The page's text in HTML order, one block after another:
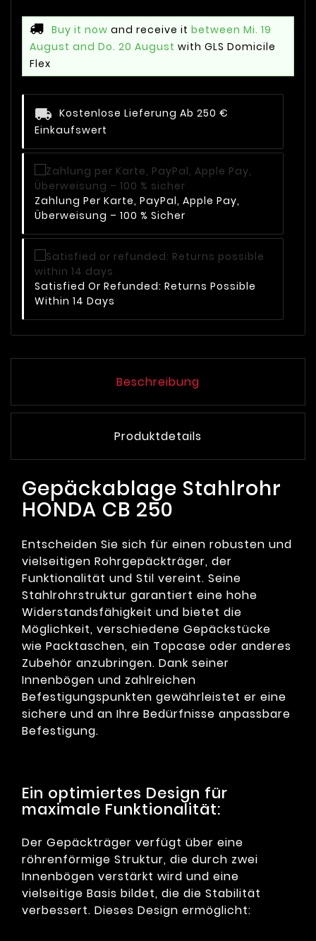
Buy it now and receive it between Mi. 19
August and Do. 20 August with GLS Domicile
Flex
Kostenlose Lieferung Ab 250 €
Einkaufswert
Zahlung Per Karte, PayPal, Apple Pay,
Überweisung – 100 % Sicher
Satisfied Or Refunded: Returns Possible
Within 14 Days
Beschreibung
Produktdetails
Gepäckablage Stahlrohr
HONDA CB 250
Entscheiden Sie sich für einen robusten und
vielseitigen Rohrgepäckträger, der
Funktionalität und Stil vereint. Seine
Stahlrohrstruktur garantiert eine hohe
Widerstandsfähigkeit und bietet die
Möglichkeit, verschiedene Gepäckstücke
wie Packtaschen, ein Topcase oder anderes
Zubehör anzubringen. Dank seiner
Innenbögen und zahlreichen
Befestigungspunkten gewährleistet er eine
sichere und an Ihre Bedürfnisse anpassbare
Befestigung.
Ein optimiertes Design für
maximale Funktionalität:
Der Gepäckträger verfügt über eine
röhrenförmige Struktur, die durch zwei
Innenbögen verstärkt wird und eine
vielseitige Basis bildet, die die Stabilität
verbessert. Dieses Design ermöglicht: